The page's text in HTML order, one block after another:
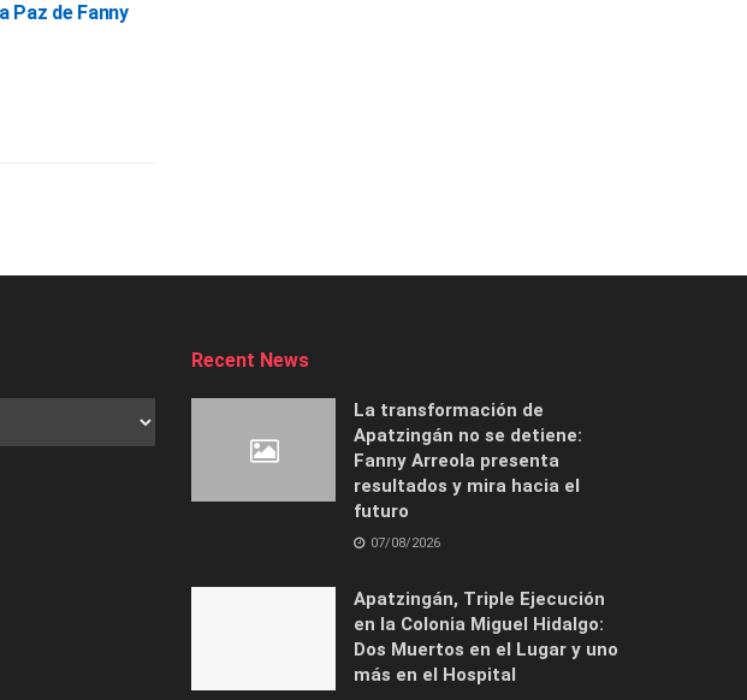
Paz de Fanny
Recent News
La transformación de
Apatzingán no se detiene:
Fanny Arreola presenta
resultados y mira hacia el
futuro
07/08/2026
Apatzingán, Triple Ejecución
en la Colonia Miguel Hidalgo:
Dos Muertos en el Lugar y uno
más en el Hospital